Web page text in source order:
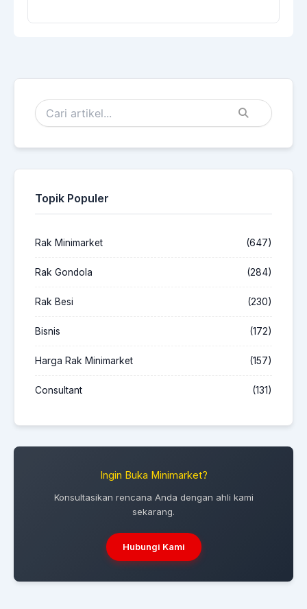
Topik Populer
Rak Minimarket (647)
Rak Gondola (284)
Rak Besi (230)
Bisnis (172)
Harga Rak Minimarket (157)
Consultant (131)
Ingin Buka Minimarket?
Konsultasikan rencana Anda dengan ahli kami
sekarang.
Hubungi Kami